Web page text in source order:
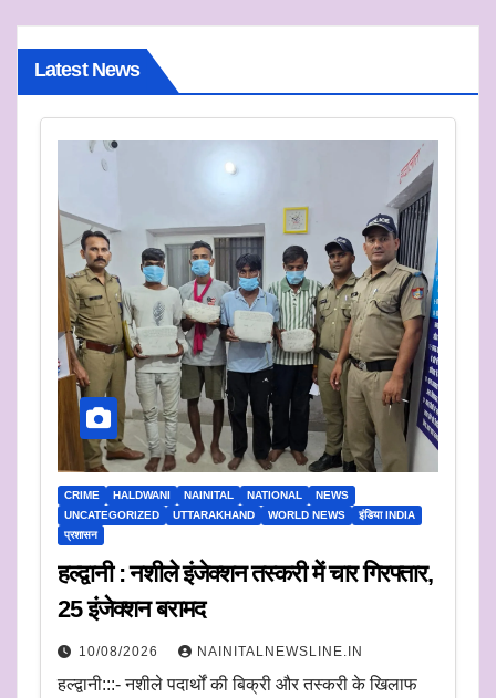
Latest News
CRIME HALDWANI NAINITAL NATIONAL
NEWS
UNCATEGORIZED
UTTARAKHAND WORLD NEWS
इंडिया INDIA
प्रशासन
हल्द्वानी : नशीले इंजेक्शन तस्करी में चार गिरफ्तार,
25 इंजेक्शन बरामद
10/08/2026 NAINITALNEWSLINE.IN
हल्द्वानी:::- नशीले पदार्थों की बिक्री और तस्करी के खिलाफ